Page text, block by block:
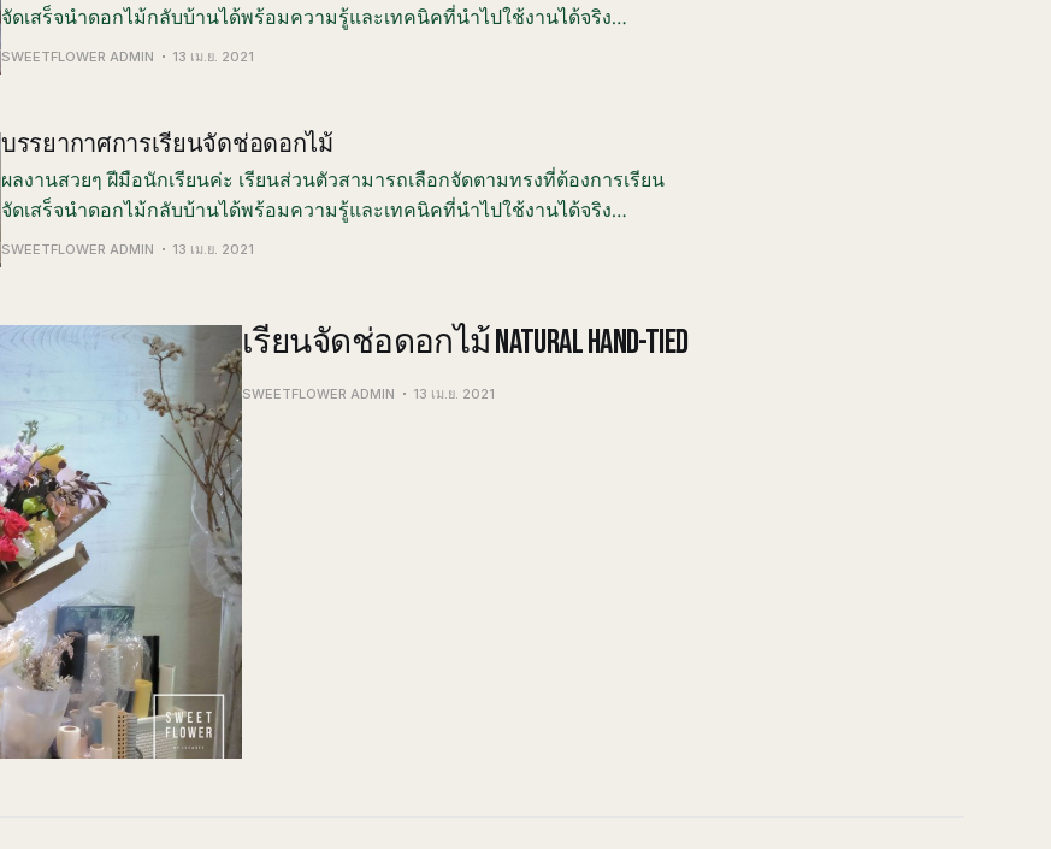
จัดเสร็จนำดอกไม้กลับบ้านได้พร้อมความรู้และเทคนิคที่นำไปใช้งานได้จริง
นักเรียนจะได้เรียนรู้ • การเลือกซื้อดอกไม้และการดูแลรักษา • การเลือกใช้โทนสี •
SWEETFLOWER ADMIN 13 เม.ย. 2021
บรรยากาศการเรียนจัดช่อดอกไม้
ผลงานสวยๆ ฝีมือนักเรียนค่ะ เรียนส่วนตัวสามารถเลือกจัดตามทรงที่ต้องการเรียน
จัดเสร็จนำดอกไม้กลับบ้านได้พร้อมความรู้และเทคนิคที่นำไปใช้งานได้จริง
นักเรียนจะได้เรียนรู้ • การเลือกซื้อดอกไม้และการดูแลรักษา • การเลือกใช้โทนสี •
SWEETFLOWER ADMIN 13 เม.ย. 2021
เรียนจัดช่อดอกไม้ NATURAL HAND-TIED
SWEETFLOWER ADMIN 13 เม.ย. 2021